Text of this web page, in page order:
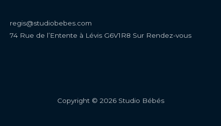
regis@studiobebes.com
74 Rue de l’Entente à Lévis G6V1R8 Sur Rendez-vous
Copyright © 2026 Studio Bébés